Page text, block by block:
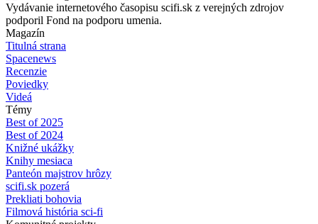
Vydávanie internetového časopisu scifi.sk z verejných zdrojov
podporil Fond na podporu umenia.
Magazín
Titulná strana
Spacenews
Recenzie
Poviedky
Videá
Témy
Best of 2025
Best of 2024
Knižné ukážky
Knihy mesiaca
Panteón majstrov hrôzy
scifi.sk pozerá
Prekliati bohovia
Filmová história sci-fi